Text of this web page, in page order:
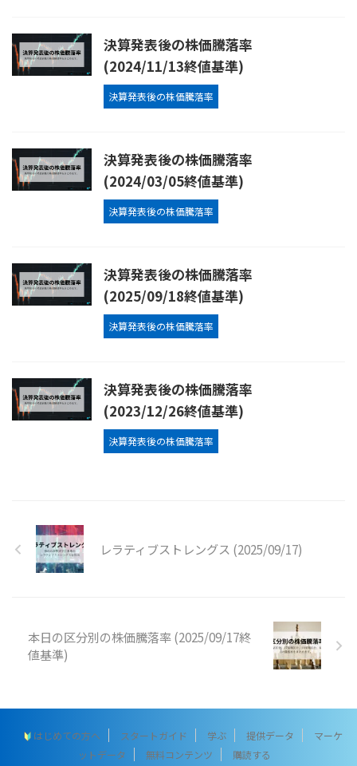
決算発表後の株価騰落率
(2024/11/13終値基準)
決算発表後の株価騰落率
決算発表後の株価騰落率
(2024/03/05終値基準)
決算発表後の株価騰落率
決算発表後の株価騰落率
(2025/09/18終値基準)
決算発表後の株価騰落率
決算発表後の株価騰落率
(2023/12/26終値基準)
決算発表後の株価騰落率
レラティブストレングス (2025/09/17)
本日の区分別の株価騰落率 (2025/09/17終
値基準)
はじめての方へ スタートガイド 学ぶ 提供データ
マーケ
ットデータ
無料コンテンツ 購読する